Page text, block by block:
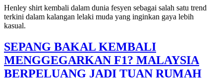
Henley shirt kembali dalam dunia fesyen sebagai salah satu trend
terkini dalam kalangan lelaki muda yang inginkan gaya lebih
kasual.
SEPANG BAKAL KEMBALI
MENGGEGARKAN F1? MALAYSIA
BERPELUANG JADI TUAN RUMAH